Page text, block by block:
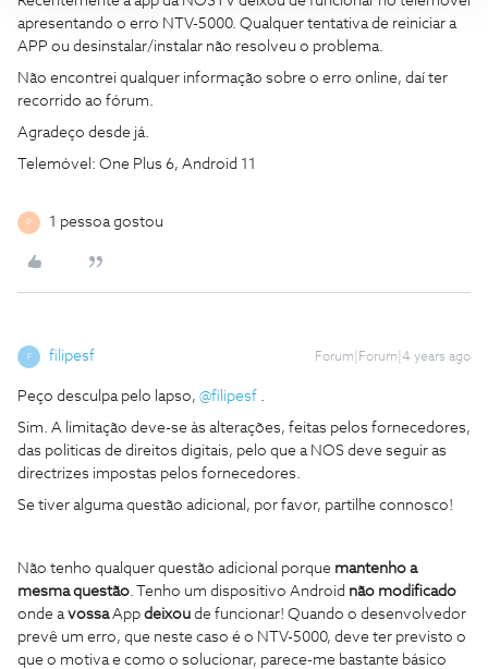
apresentando o erro NTV-5000. Qualquer tentativa de reiniciar a
APP ou desinstalar/instalar não resolveu o problema.
Não encontrei qualquer informação sobre o erro online, daí ter
recorrido ao fórum.
Agradeço desde já.
Telemóvel: One Plus 6, Android 11
P 1 pessoa gostou
F filipesf Forum|Forum|4 years ago
Peço desculpa pelo lapso, @filipesf .
Sim. A limitação deve-se às alterações, feitas pelos fornecedores,
das politicas de direitos digitais, pelo que a NOS deve seguir as
directrizes impostas pelos fornecedores.
Se tiver alguma questão adicional, por favor, partilhe connosco!
Não tenho qualquer questão adicional porque mantenho a
mesma questão. Tenho um dispositivo Android não modificado
onde avossaApp deixou de funcionar! Quando o desenvolvedor
prevê um erro, que neste caso é o NTV-5000, deve ter previsto o
que o motiva e como o solucionar, parece-me bastante básico